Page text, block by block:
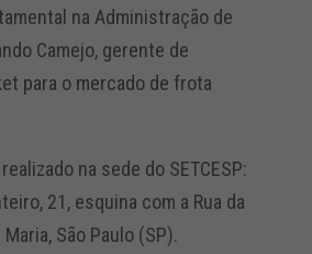
na Administração de
Camejo, gerente de
para o mercado de frota
na sede do SETCESP:
21, esquina com a Rua da
Maria, São Paulo (SP).